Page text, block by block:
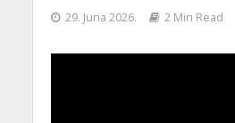
29. Juna 2026. 2 Min Read